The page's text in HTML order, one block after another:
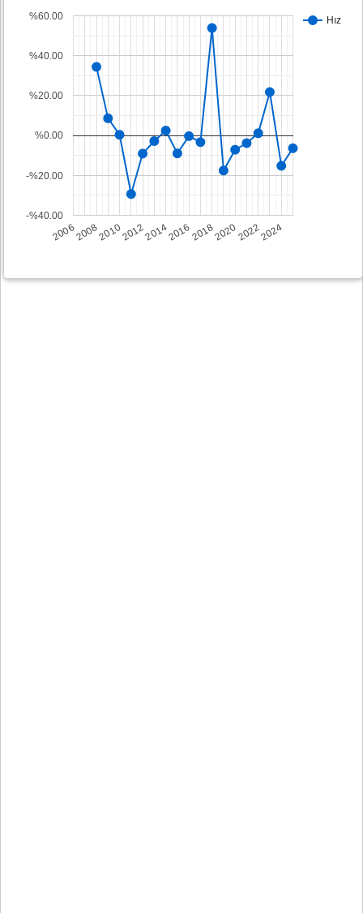
Hız
2006200820102012201420162018202020222024
-%40.00
-%20.00
%0.00
%20.00
%40.00
%60.00